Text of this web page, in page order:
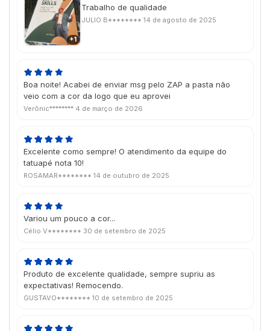
+1
Trabalho de qualidade
JULIO B******** 14 de agosto de 2025
Boa noite! Acabei de enviar msg pelo ZAP a pasta não
veio com a cor da logo que eu aprovei
Verônic******** 4 de março de 2026
Excelente como sempre! O atendimento da equipe do
tatuapé nota 10!
ROSAMAR******** 14 de outubro de 2025
Variou um pouco a cor...
Célio V******** 30 de setembro de 2025
Produto de excelente qualidade, sempre supriu as
expectativas! Remocendo.
GUSTAVO******** 10 de setembro de 2025